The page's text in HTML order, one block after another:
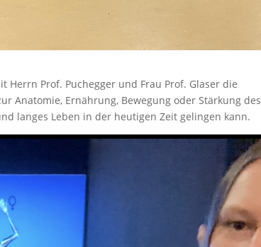
Herrn Prof. Puchegger und Frau Prof. Glaser die
Anatomie, Ernährung, Bewegung oder Stärkung des
langes Leben in der heutigen Zeit gelingen kann.